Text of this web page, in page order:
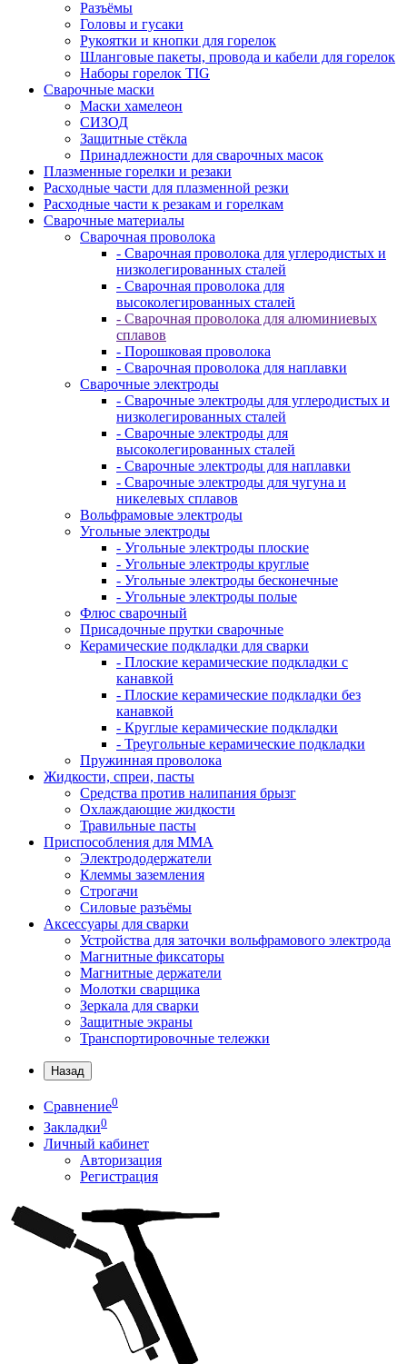
Разъёмы
Головы и гусаки
Рукоятки и кнопки для горелок
Шланговые пакеты, провода и кабели для горелок
Наборы горелок TIG
Сварочные маски
Маски хамелеон
СИЗОД
Защитные стёкла
Принадлежности для сварочных масок
Плазменные горелки и резаки
Расходные части для плазменной резки
Расходные части к резакам и горелкам
Сварочные материалы
Сварочная проволока
- Сварочная проволока для углеродистых и
низколегированных сталей
- Сварочная проволока для
высоколегированных сталей
- Сварочная проволока для алюминиевых
сплавов
- Порошковая проволока
- Сварочная проволока для наплавки
Сварочные электроды
- Сварочные электроды для углеродистых и
низколегированных сталей
- Сварочные электроды для
высоколегированных сталей
- Сварочные электроды для наплавки
- Сварочные электроды для чугуна и
никелевых сплавов
Вольфрамовые электроды
Угольные электроды
- Угольные электроды плоские
- Угольные электроды круглые
- Угольные электроды бесконечные
- Угольные электроды полые
Флюс сварочный
Присадочные прутки сварочные
Керамические подкладки для сварки
- Плоские керамические подкладки с
канавкой
- Плоские керамические подкладки без
канавкой
- Круглые керамические подкладки
- Треугольные керамические подкладки
Пружинная проволока
Жидкости, спреи, пасты
Средства против налипания брызг
Охлаждающие жидкости
Травильные пасты
Приспособления для ММА
Электрододержатели
Клеммы заземления
Строгачи
Силовые разъёмы
Аксессуары для сварки
Устройства для заточки вольфрамового электрода
Магнитные фиксаторы
Магнитные держатели
Молотки сварщика
Зеркала для сварки
Защитные экраны
Транспортировочные тележки
Назад
Сравнение0
Закладки0
Личный кабинет
Авторизация
Регистрация